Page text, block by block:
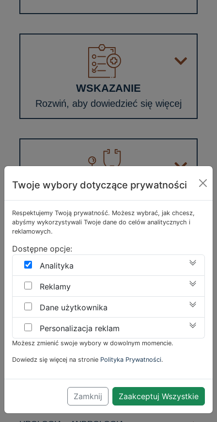
WENEROLOGIA
WSKAZANIE
Rozwiń, aby dowiedzieć się więcej
PRZECIWSKAZANIA
Rozwiń, aby dowiedzieć się więcej
CENA
Rozwiń, aby dowiedzieć się więcej
Twoje wybory dotyczące prywatności
Respektujemy Twoją prywatność. Możesz wybrać, jak chcesz,
abyśmy wykorzystywali Twoje dane do celów analitycznych i
reklamowych.
Dostępne opcje:
Analityka
Reklamy
Dane użytkownika
Personalizacja reklam
Możesz zmienić swoje wybory w dowolnym momencie.
Dowiedz się więcej na stronie Polityka Prywatności.
Zamknij Zaakceptuj Wszystkie